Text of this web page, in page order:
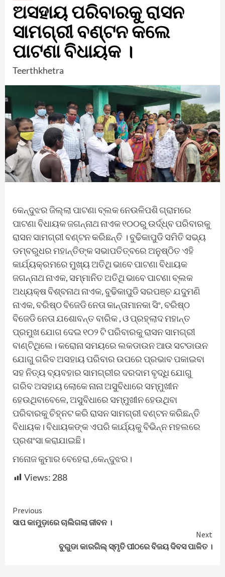
ଅସହାୟ ପରିବାରକୁ ରାସନ
ସାମଗ୍ରୀ ବଣ୍ଟନ କଲେ
ପାଟଣା ବିଧାୟକ ।
Teerthkhetra
କେନ୍ଦୁଝର ଜିଲ୍ଲା ପାଟଣା ବ୍ଲକ ନେଉଳିପଶି ଗ୍ରାମରେ
ପାଟଣା ବିଧାୟକ ଜଗନ୍ନାଥ ନାଏକ ୧୦୦ରୁ ଉର୍ଦ୍ଧ୍ବ ପରିବାରକୁ
ରାସନ ସାମଗ୍ରୀ ବଣ୍ଟନ କରିଛନ୍ତି । ବୁଢିକାପୁଡି ସମିତି ସଭ୍ୟ
ଡମ୍ବରୁଧର ମହାନ୍ତିଙ୍କ ସଭାପତିତ୍ବରେ ଅନୁଷ୍ଠିତ ଏହି
କାର୍ଯ୍ୟକ୍ରମରେ ମୁଖ୍ୟ ଅତିଥି ଭାବେ ପାଟଣା ବିଧାୟକ
ଜଗନ୍ନାଥ ନାଏକ, ସମ୍ମାନିତ ଅତିଥି ଭାବେ ପାଟଣା ବ୍ଲକ
ଅଧ୍ୟକ୍ଷ‌ ବିଶ୍ବନାଥ ନାଏକ, ବୁଢିକାପୁଡି ସରପଞ୍ଚ ଯଦୁମଣି
ନାଏକ, ବରିଷ୍ଠ ବିଜେଡି ନେତା କାନ୍ତାମାନକା ସିଂ, ବରିଷ୍ଠ
ବିଜେଡି ନେତା ଯଶୋବନ୍ତ ବାରିକ , ଓ ପ୍ରହ୍ଲାଦ ମହାନ୍ତ
ପ୍ରମୁଖ ଯୋଗ ଦେଇ ୧୦୨ ଟି ପରିବାରକୁ ରାସନ ସାମଗ୍ରୀ
ବାଣ୍ଟିଥିଲେ। କରୋନା ସମୟରେ ଲକଡାଉନ ଆଉ ସଟଡାଉନ
ଯୋଗୁ ଗରିବ ଅସହାୟ ପରିବାର ଉପରେ ପ୍ରଭାବ ପକାଇବା
ସହ ନିତ୍ୟ ବ୍ୟବହାର ସାମଗ୍ରୀର ଦରଦାମ ବୃଦ୍ଧି ଯୋଗୁ
ଗରିବ ଅସହାୟ ଲୋକେ ନାନା ଅସୁବିଧାରେ ସମ୍ମୁଖୀନ
ହେଉଥିବାବେଳେ, ଅସୁବିଧାରେ ସମ୍ମୁଖୀନ ହେଉଥିବା
ପରିବାରକୁ ଚିହ୍ନଟ କରି ରାସନ ସାମଗ୍ରୀ ବଣ୍ଟନ କରିଛନ୍ତି
ବିଧାୟକ। ବିଧାୟକଙ୍କ ଏପରି କାର୍ଯ୍ୟକୁ ବିଭିନ୍ନ ମହଲରେ
ପ୍ରଶଂସା କରାଯାଇଛି।
ମନୋଜ କୁମାର ବେହେରା ,କେନ୍ଦୁଝର।
Views: 288
Continue
Reading
Previous
ସାପ କାମୁଡ଼ାରେ ଚାଲିଗଲା ଜୀବନ ।
Next
ବୁଗୁଡା କାରଗିଲ୍ ସ୍ମୃତି ପୀଠରେ ବିଜୟ ଦିବସ ପାଳିତ ।